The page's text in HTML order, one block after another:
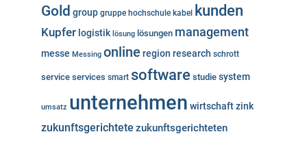
Gold group gruppe hochschule kabel kunden
Kupfer logistik lösung lösungen management
messe Messing online region research schrott
service services smart software studie system
umsatz unternehmen wirtschaftzink
zukunftsgerichtete zukunftsgerichteten